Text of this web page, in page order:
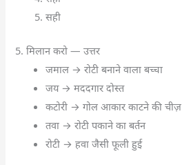
सही
5. मिलान करो — उत्तर
जमाल → रोटी बनाने वाला बच्चा
जय → मददगार दोस्त
कटोरी → गोल आकार काटने की चीज़
तवा → रोटी पकाने का बर्तन
रोटी → हवा जैसी फूली हुई